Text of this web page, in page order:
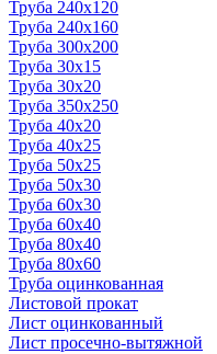
Труба 240x120
Труба 240x160
Труба 300x200
Труба 30x15
Труба 30x20
Труба 350x250
Труба 40x20
Труба 40x25
Труба 50x25
Труба 50x30
Труба 60x30
Труба 60x40
Труба 80x40
Труба 80x60
Труба оцинкованная
Листовой прокат
Лист оцинкованный
Лист просечно-вытяжной